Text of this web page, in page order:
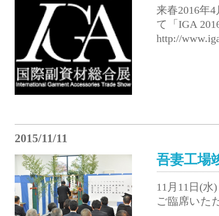
来春2016年
て「IGA
http://
2015/11/11
吾妻工場
11月11日(
ご臨席いた